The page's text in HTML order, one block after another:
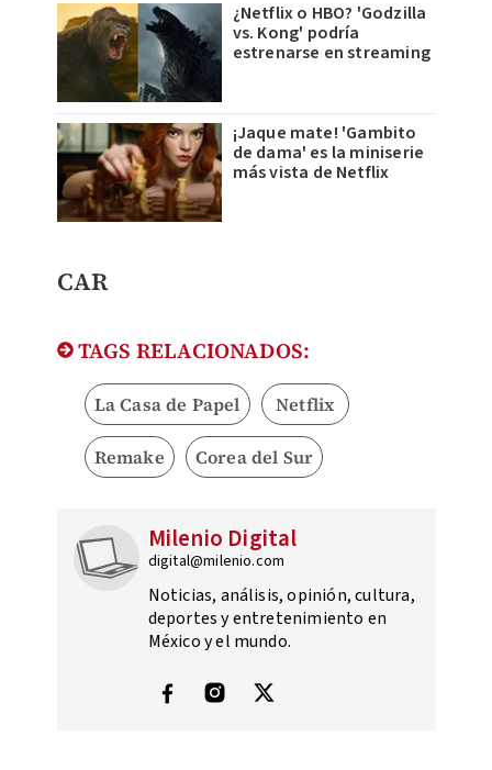
¿Netflix o HBO? 'Godzilla
vs. Kong' podría
estrenarse en streaming
¡Jaque mate! 'Gambito
de dama' es la miniserie
más vista de Netflix
CAR
TAGS RELACIONADOS:
La Casa de Papel Netflix
Remake Corea del Sur
Milenio Digital
digital@milenio.com
Noticias, análisis, opinión, cultura,
deportes y entretenimiento en
México y el mundo.